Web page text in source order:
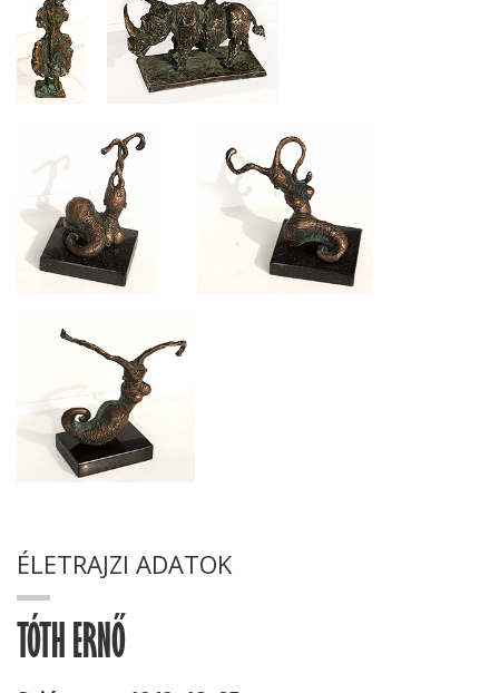
ÉLETRAJZI ADATOK
TÓTH ERNŐ